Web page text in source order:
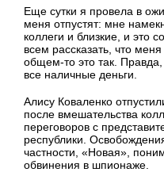
Еще сутки я провела в
меня отпустят: мне
коллеги и близкие, и это
всем рассказать, что
общем-то это так.
все наличные деньги.
Алису Коваленко
после вмешательства
переговоров с
республики.
частности, «Новая»,
обвинения в шпионаже.